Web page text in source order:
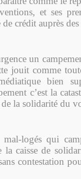
et ses
crédit auprès
un
jouit comme
bien
c’est la
la solidarité du
mal-logés qui
caisse de
contestation